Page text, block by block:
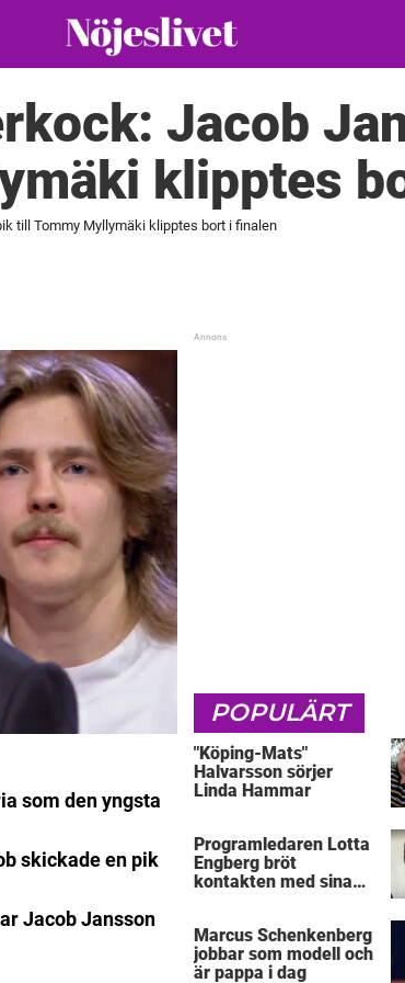
Jacob
klipptes
till Tommy Myllymäki klipptes bort i finalen
som den yngsta
skickade en pik
Jacob Jansson
POPULÄRT
"Köping-Mats"
Halvarsson sörjer
Linda Hammar
Programledaren Lotta
Engberg bröt
kontakten med sina
Marcus Schenkenberg
jobbar som modell och
är pappa i dag